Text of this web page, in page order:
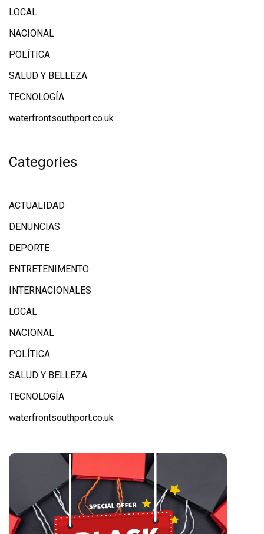
LOCAL
NACIONAL
POLÍTICA
SALUD Y BELLEZA
TECNOLOGÍA
waterfrontsouthport.co.uk
Categories
ACTUALIDAD
DENUNCIAS
DEPORTE
ENTRETENIMENTO
INTERNACIONALES
LOCAL
NACIONAL
POLÍTICA
SALUD Y BELLEZA
TECNOLOGÍA
waterfrontsouthport.co.uk